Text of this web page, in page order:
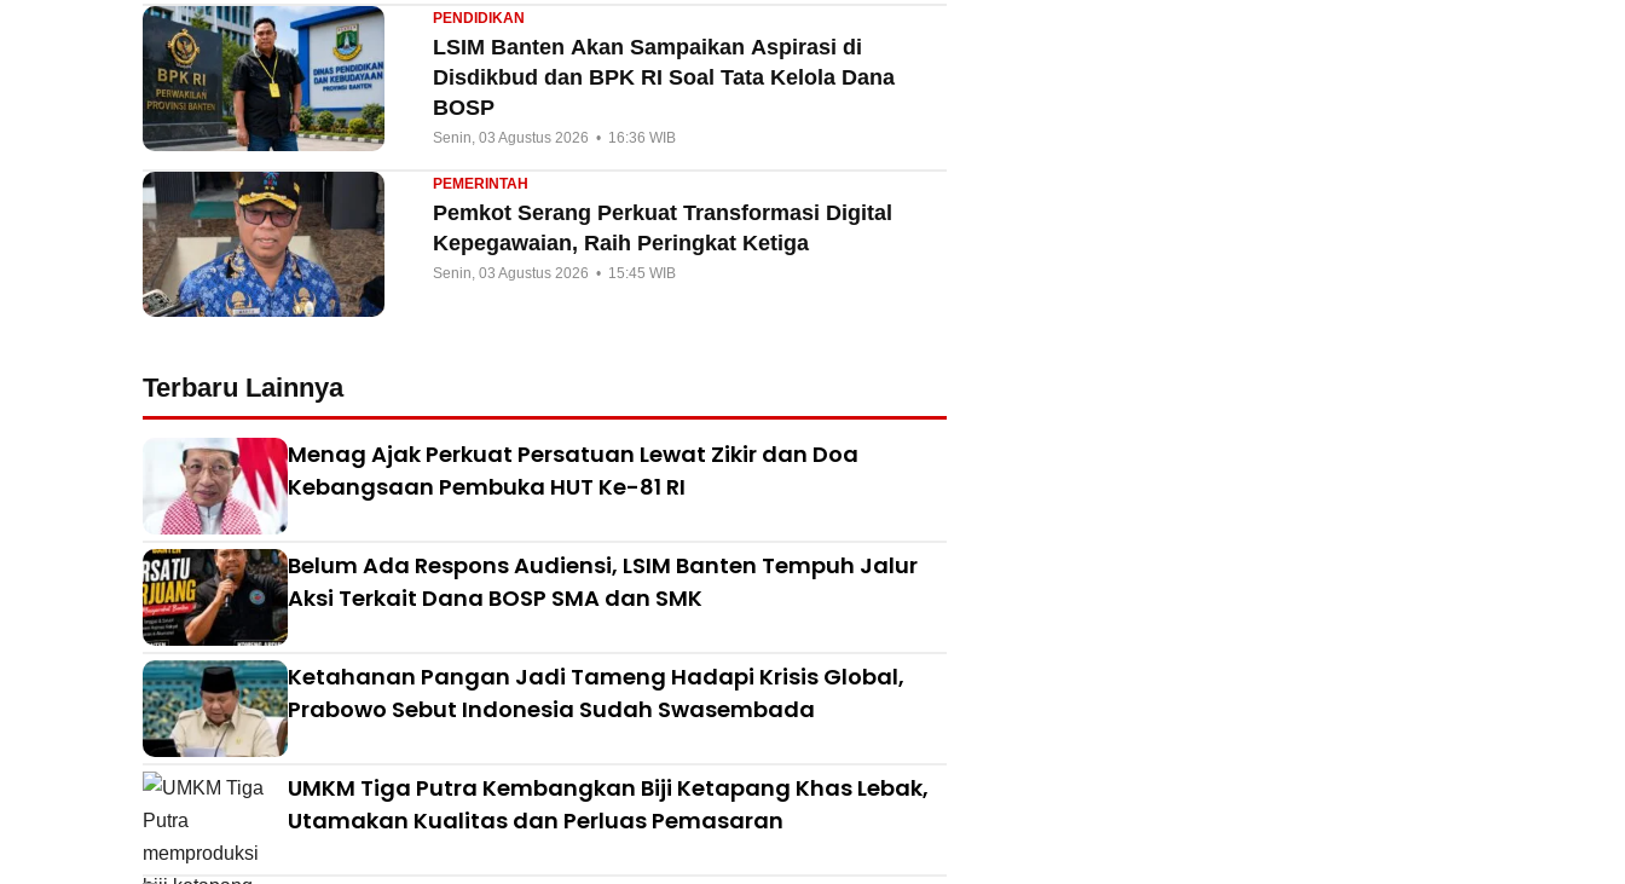
PENDIDIKAN
LSIM Banten Akan Sampaikan Aspirasi di
Disdikbud dan BPK RI Soal Tata Kelola Dana
BOSP
Senin, 03 Agustus 2026 • 16:36 WIB
PEMERINTAH
Pemkot Serang Perkuat Transformasi Digital
Kepegawaian, Raih Peringkat Ketiga
Senin, 03 Agustus 2026 • 15:45 WIB
Terbaru Lainnya
Menag Ajak Perkuat Persatuan Lewat Zikir dan Doa
Kebangsaan Pembuka HUT Ke-81 RI
Belum Ada Respons Audiensi, LSIM Banten Tempuh Jalur
Aksi Terkait Dana BOSP SMA dan SMK
Ketahanan Pangan Jadi Tameng Hadapi Krisis Global,
Prabowo Sebut Indonesia Sudah Swasembada
UMKM Tiga Putra Kembangkan Biji Ketapang Khas Lebak,
Utamakan Kualitas dan Perluas Pemasaran